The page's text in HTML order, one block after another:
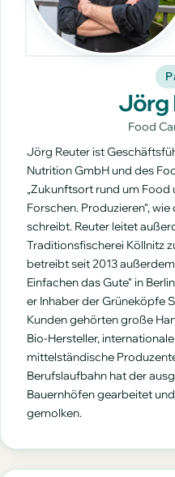
Jörg
Food
Jörg Reuter ist
Nutrition GmbH und des
„Zukunftsort rund um Food
Forschen. Produzieren“,
schreibt. Reuter leitet
Traditionsfischerei Köllnitz
betreibt seit 2013
Einfachen das Gute“ in
er Inhaber der Grüneköpfe
Kunden gehörten große
Bio-Hersteller,
mittelständische
Berufslaufbahn hat der
Bauernhöfen gearbeitet
gemolken.